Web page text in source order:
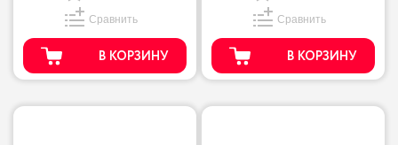
Сравнить
В КОРЗИНУ
Сравнить
В КОРЗИНУ